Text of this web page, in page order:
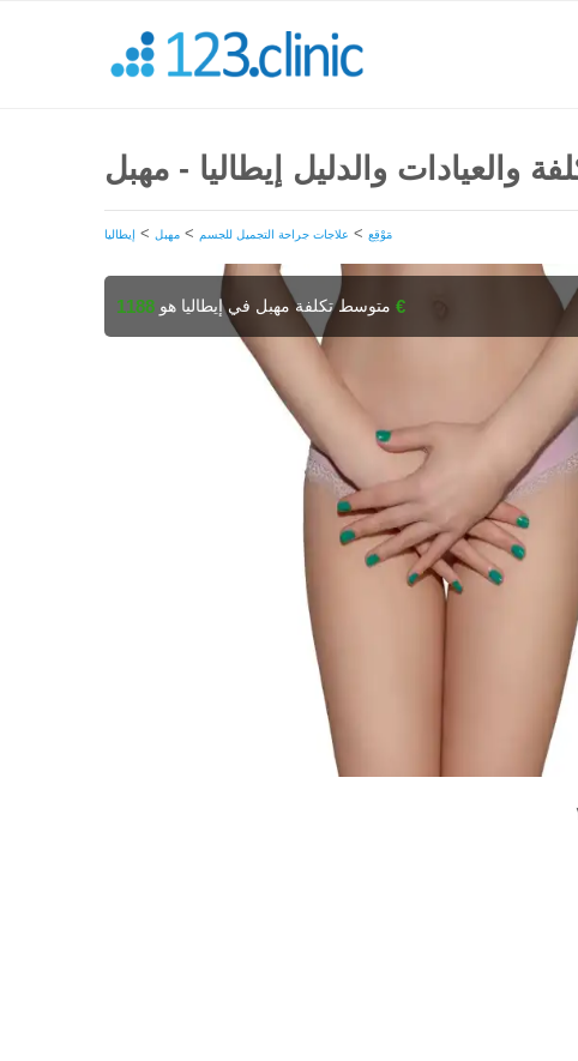
والعيادات والدليل إيطاليا - مهبل
مَوْقِع > علاجات جراحة التجميل للجسم > مهبل > إيطاليا
متوسط تكلفة مهبل في إيطاليا هو 1188 €